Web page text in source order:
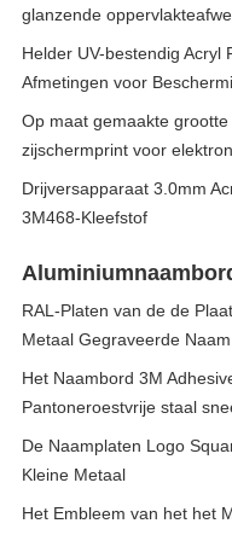
glanzende
Helder UV-bestendig Acryl
Afmetingen voor
Op maat gemaakte
zijschermprint voor
Drijversapparaat 3.0mm
3M468-Kleefstof
RAL-Platen van de de
Metaal Gegraveerde
Het Naambord 3M
Pantoneroestvrije staal
De Naamplaten Logo
Kleine Metaal
Het Embleem van het het